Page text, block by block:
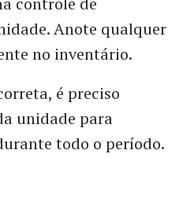
Anote qualquer
no inventário.
é preciso
unidade para
todo o período.